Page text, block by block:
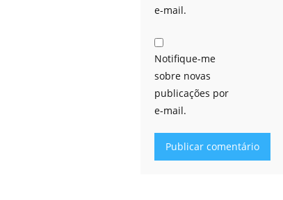
e-mail.
Notifique-me
sobre novas
publicações por
e-mail.